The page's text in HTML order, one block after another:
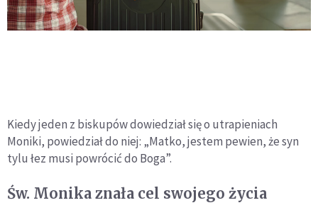
Kiedy jeden z biskupów dowiedział się o utrapieniach
Moniki, powiedział do niej: „Matko, jestem pewien, że syn
tylu łez musi powrócić do Boga”.
Św. Monika znała cel swojego życia